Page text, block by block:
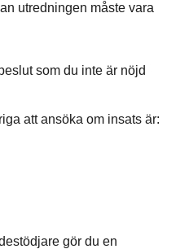
utredningen måste vara
som du inte är nöjd
att ansöka om insats är:
gör du en